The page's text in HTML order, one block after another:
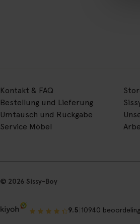
Kontakt & FAQ
Bestellung und Lieferung
Umtausch und Rückgabe
Service Möbel
© 2026 Sissy-Boy
9.5 10940